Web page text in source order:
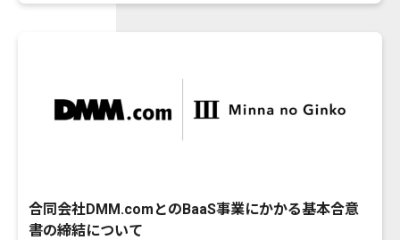
合同会社DMM.comとのBaaS事業にかかる基本合意
書の締結について